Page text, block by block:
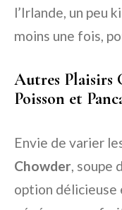
l’Irlande, un peu
moins une fois,
Autres Plaisirs
Poisson et
Envie de varier
Chowder, soupe
option